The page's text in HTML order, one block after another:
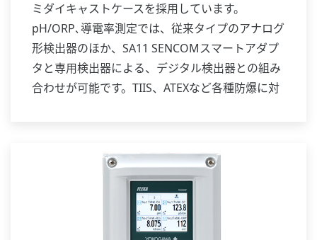
ミダイキャストケースを採用しています。
pH/ORP､導電率測定では、従来タイプのアナログ
形検出器のほか、SA11 SENCOMスマートアダプ
タと専用検出器による、デジタル検出器との組み
合わせが可能です。TIIS、ATEXなど各種防爆に対